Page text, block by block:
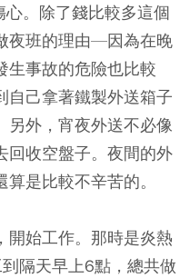
。 除了錢比較多這個
夜班的理由—因為在晚
生事故的危險也比較
自己拿著鐵製外送箱子
另外，宵夜外送不必像
回收空盤子。夜間的外
是比較不辛苦的。
開始工作。那時是炎熱
隔天早上6點，總共做